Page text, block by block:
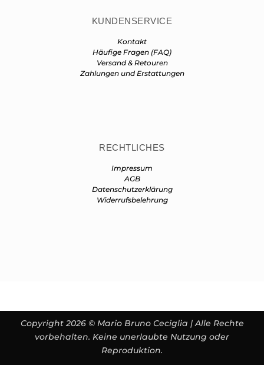
KUNDENSERVICE
Kontakt
Häufige Fragen (FAQ)
Versand & Retouren
Zahlungen und Erstattungen
RECHTLICHES
Impressum
AGB
Datenschutzerklärung
Widerrufsbelehrung
Copyright 2026 © Mario Bruno Ceciglia | Alle Rechte
vorbehalten. Keine unerlaubte Nutzung oder
Reproduktion.